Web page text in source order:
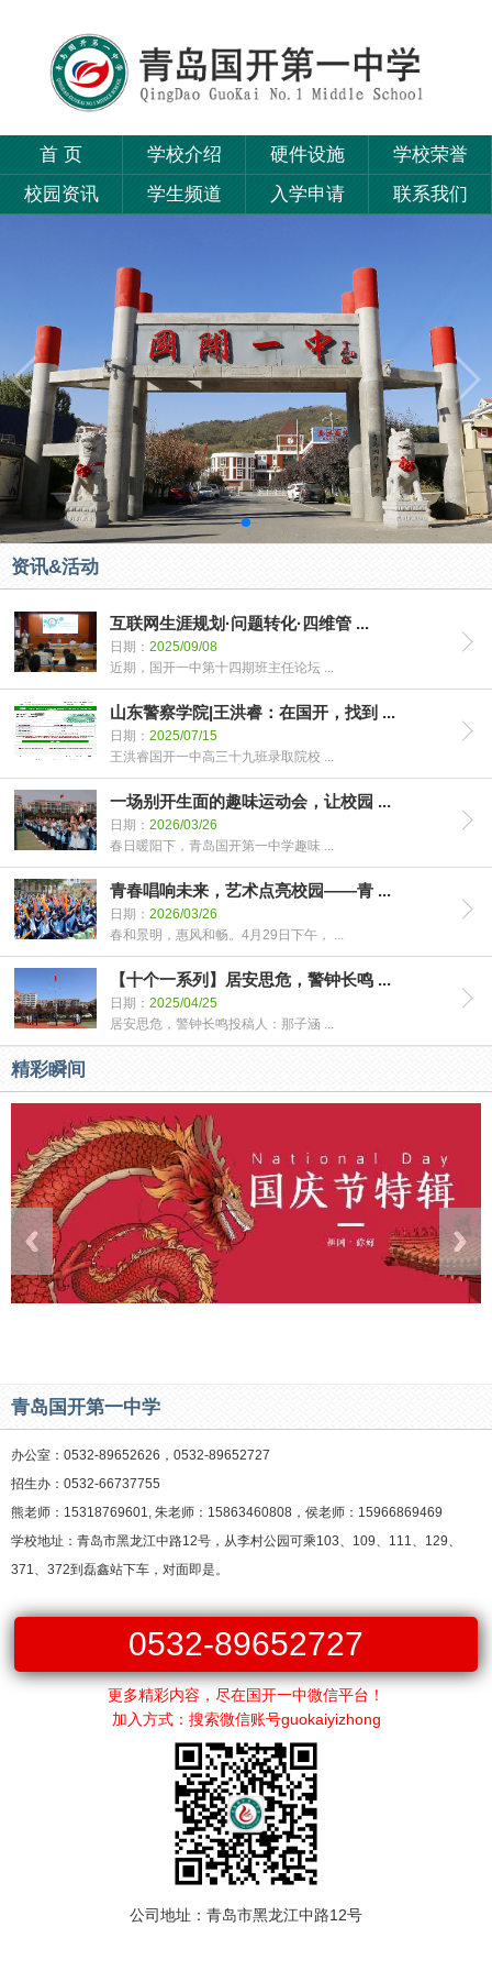
首 页 学校介绍 硬件设施
学校荣誉
校园资讯
学生频道 入学申请 联系我们
资讯&活动
互联网生涯规划·问题转化·四维管 ...
日期： 2025/09/08
近期，国开一中第十四期班主任论坛 ...
山东警察学院|王洪睿：在国开，找到 ...
日期： 2025/07/15
王洪睿国开一中高三十九班录取院校 ...
一场别开生面的趣味运动会，让校园 ...
日期： 2026/03/26
春日暖阳下，青岛国开第一中学趣味 ...
青春唱响未来，艺术点亮校园——青 ...
日期： 2026/03/26
春和景明，惠风和畅。4月29日下午， ...
【十个一系列】居安思危，警钟长鸣 ...
日期： 2025/04/25
居安思危，警钟长鸣投稿人：那子涵 ...
精彩瞬间
青岛国开第一中学
办公室：0532-89652626，0532-89652727
招生办：0532-66737755
熊老师：15318769601, 朱老师：15863460808，侯老师：15966869469
学校地址：青岛市黑龙江中路12号，从李村公园可乘103、109、111、129、
371、372到磊鑫站下车，对面即是。
0532-89652727
更多精彩内容，尽在国开一中微信平台！
加入方式：搜索微信账号guokaiyizhong
公司地址：青岛市黑龙江中路12号